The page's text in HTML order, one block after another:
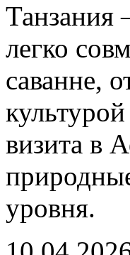
Танзания
легко
саванне,
визита в
уровня.